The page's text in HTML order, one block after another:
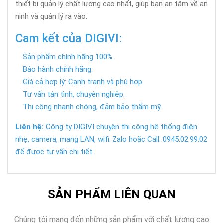
thiết bị quản lý chất lượng cao nhất, giúp bạn an tâm về an
ninh và quản lý ra vào.
Cam kết của DIGIVI:
Sản phẩm chính hãng 100%.
Bảo hành chính hãng.
Giá cả hợp lý: Cạnh tranh và phù hợp.
Tư vấn tận tình, chuyên nghiệp.
Thi công nhanh chóng, đảm bảo thẩm mỹ.
Liên hệ: Công ty DIGIVI chuyên thi công hệ thống điện
nhẹ, camera, mạng LAN, wifi. Zalo hoặc Call: 0945.02.99.02
để được tư vấn chi tiết.
SẢN PHẨM LIÊN QUAN
Chúng tôi mang đến những sản phẩm với chất lượng cao